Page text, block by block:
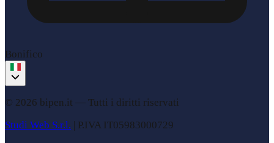
Bonifico
© 2026 bipen.it — Tutti i diritti riservati
Studi Web S.r.l. | P.IVA IT05983000729